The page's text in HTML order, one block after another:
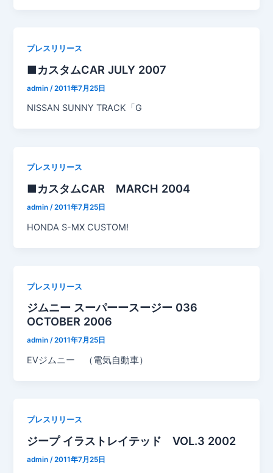
プレスリリース
■カスタムCAR JULY 2007
admin /2011年7月25日
NISSAN SUNNY TRACK「G
プレスリリース
■カスタムCAR MARCH 2004
admin/2011年7月25日
HONDA S-MX CUSTOM!
プレスリリース
ジムニー スーパーースージー 036
OCTOBER 2006
admin/2011年7月25日
EVジムニー （電気自動車）
プレスリリース
ジープ イラストレイテッド VOL.3 2002
admin /2011年7月25日